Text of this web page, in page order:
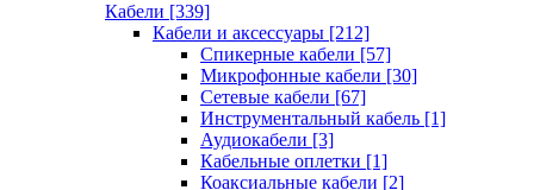
Кабели [339]
Кабели и аксессуары [212]
Спикерные кабели [57]
Микрофонные кабели [30]
Сетевые кабели [67]
Инструментальный кабель [1]
Аудиокабели [3]
Кабельные оплетки [1]
Коаксиальные кабели [2]